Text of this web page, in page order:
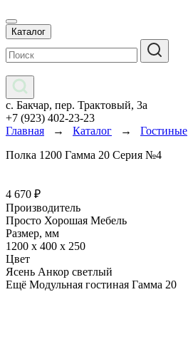
Каталог
с. Бакчар, пер. Трактовый, 3а
+7 (923) 402-23-23
Главная → Каталог → Гостиные
Полка 1200 Гамма 20 Серия №4
4 670 ₽
Производитель
Просто Хорошая Мебель
Размер, мм
1200 х 400 х 250
Цвет
Ясень Анкор светлый
Ещё Модульная гостиная Гамма 20